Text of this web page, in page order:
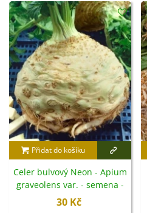
Přidat do košíku
Celer bulvový Neon - Apium
graveolens var. - semena -
300 ks
30 Kč